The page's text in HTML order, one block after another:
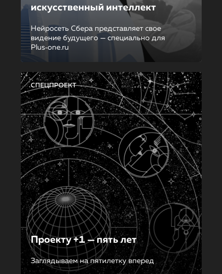
искусственный интеллект
Нейросеть Сбера представляет свое
видение будущего — специально для
Plus‑one.ru
СПЕЦПРОЕКТ
Проекту +1 — пять лет
Заглядываем на пятилетку вперед